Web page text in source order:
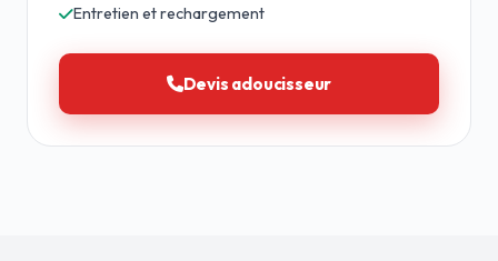
Entretien et rechargement
Devis adoucisseur